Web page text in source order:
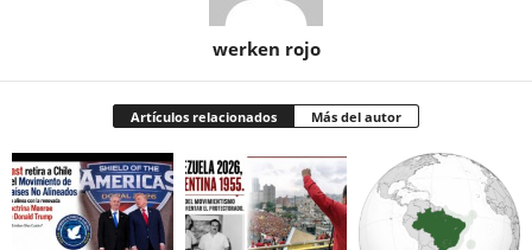
werken rojo
Artículos relacionados Más del autor